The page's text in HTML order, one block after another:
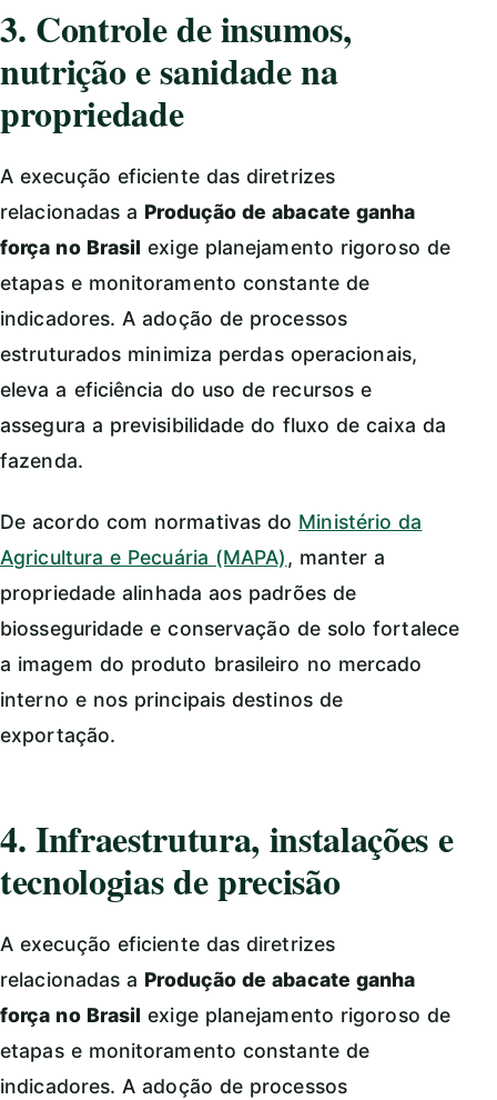
3. Controle de insumos,
nutrição e sanidade na
propriedade
A execução eficiente das diretrizes
relacionadas a Produção de abacate ganha
força no Brasil exige planejamento rigoroso de
etapas e monitoramento constante de
indicadores. A adoção de processos
estruturados minimiza perdas operacionais,
eleva a eficiência do uso de recursos e
assegura a previsibilidade do fluxo de caixa da
fazenda.
De acordo com normativas do Ministério da
Agricultura e Pecuária (MAPA), manter a
propriedade alinhada aos padrões de
biosseguridade e conservação de solo fortalece
a imagem do produto brasileiro no mercado
interno e nos principais destinos de
exportação.
4. Infraestrutura, instalações e
tecnologias de precisão
A execução eficiente das diretrizes
relacionadas a Produção de abacate ganha
força no Brasil exige planejamento rigoroso de
etapas e monitoramento constante de
indicadores. A adoção de processos